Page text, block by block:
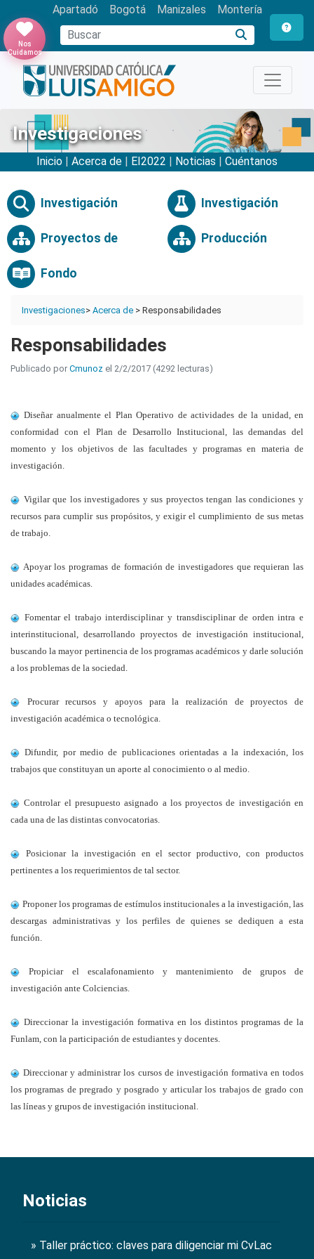
Apartadó Bogotá Manizales Montería
Buscar
Nos
Cuidamos
Investigaciones
Inicio | Acerca de | EI2022 | Noticias | Cuéntanos
Investigación Investigación
Proyectos de Producción
Fondo
Investigaciones> Acerca de > Responsabilidades
Responsabilidades
Publicado por Cmunoz el 2/2/2017 (4292 lecturas)
Diseñar anualmente el Plan Operativo de actividades de la unidad, en
conformidad con el Plan de Desarrollo Institucional, las demandas del
momento y los objetivos de las facultades y programas en materia de
investigación.
Vigilar que los investigadores y sus proyectos tengan las condiciones y
recursos para cumplir sus propósitos, y exigir el cumplimiento de sus metas
de trabajo.
Apoyar los programas de formación de investigadores que requieran las
unidades académicas.
Fomentar el trabajo interdisciplinar y transdisciplinar de orden intra e
interinstitucional, desarrollando proyectos de investigación institucional,
buscando la mayor pertinencia de los programas académicos y darle solución
a los problemas de la sociedad.
Procurar recursos y apoyos para la realización de proyectos de
investigación académica o tecnológica.
Difundir, por medio de publicaciones orientadas a la indexación, los
trabajos que constituyan un aporte al conocimiento o al medio.
Controlar el presupuesto asignado a los proyectos de investigación en
cada una de las distintas convocatorias.
Posicionar la investigación en el sector productivo, con productos
pertinentes a los requerimientos de tal sector.
Proponer los programas de estímulos institucionales a la investigación, las
descargas administrativas y los perfiles de quienes se dediquen a esta
función.
Propiciar el escalafonamiento y mantenimiento de grupos de
investigación ante Colciencias.
Direccionar la investigación formativa en los distintos programas de la
Funlam, con la participación de estudiantes y docentes.
Direccionar y administrar los cursos de investigación formativa en todos
los programas de pregrado y posgrado y articular los trabajos de grado con
las líneas y grupos de investigación institucional.
Noticias
» Taller práctico: claves para diligenciar mi CvLac